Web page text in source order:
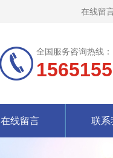
在线留
全国服务咨询热线：
在线留言 联系